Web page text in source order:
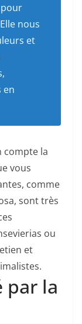
nous
et
en
compte la
vous
comme
sont très
ou
et
par la